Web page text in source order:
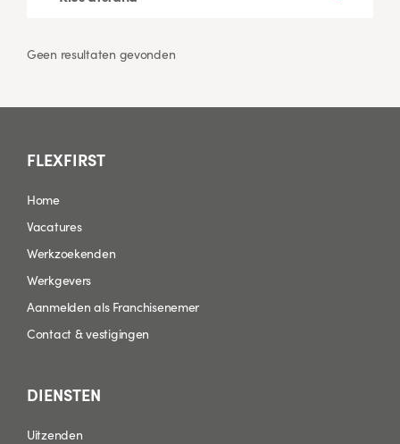
Geen resultaten gevonden
FLEXFIRST
Home
Vacatures
Werkzoekenden
Werkgevers
Aanmelden als Franchisenemer
Contact & vestigingen
DIENSTEN
Uitzenden